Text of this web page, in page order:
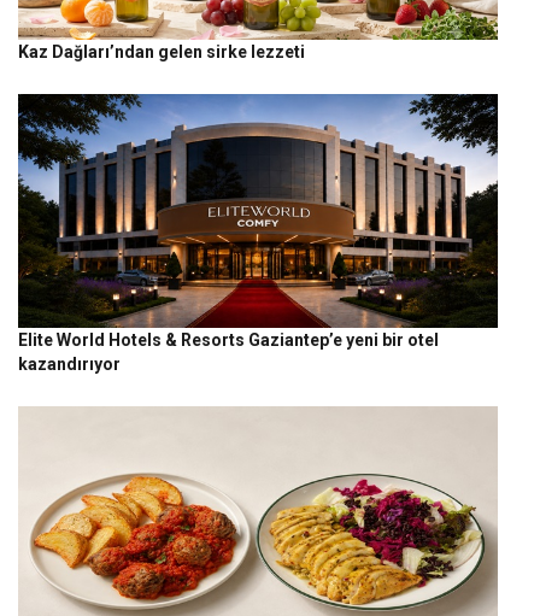
Kaz Dağları’ndan gelen sirke lezzeti
Elite World Hotels & Resorts Gaziantep’e yeni bir otel
kazandırıyor